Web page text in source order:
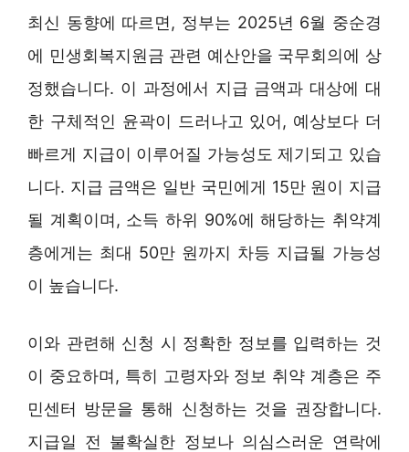
최신 동향에 따르면, 정부는 2025년 6월 중순경
에 민생회복지원금 관련 예산안을 국무회의에 상
정했습니다. 이 과정에서 지급 금액과 대상에 대
한 구체적인 윤곽이 드러나고 있어, 예상보다 더
빠르게 지급이 이루어질 가능성도 제기되고 있습
니다. 지급 금액은 일반 국민에게 15만 원이 지급
될 계획이며, 소득 하위 90%에 해당하는 취약계
층에게는 최대 50만 원까지 차등 지급될 가능성
이 높습니다.
이와 관련해 신청 시 정확한 정보를 입력하는 것
이 중요하며, 특히 고령자와 정보 취약 계층은 주
민센터 방문을 통해 신청하는 것을 권장합니다.
지급일 전 불확실한 정보나 의심스러운 연락에